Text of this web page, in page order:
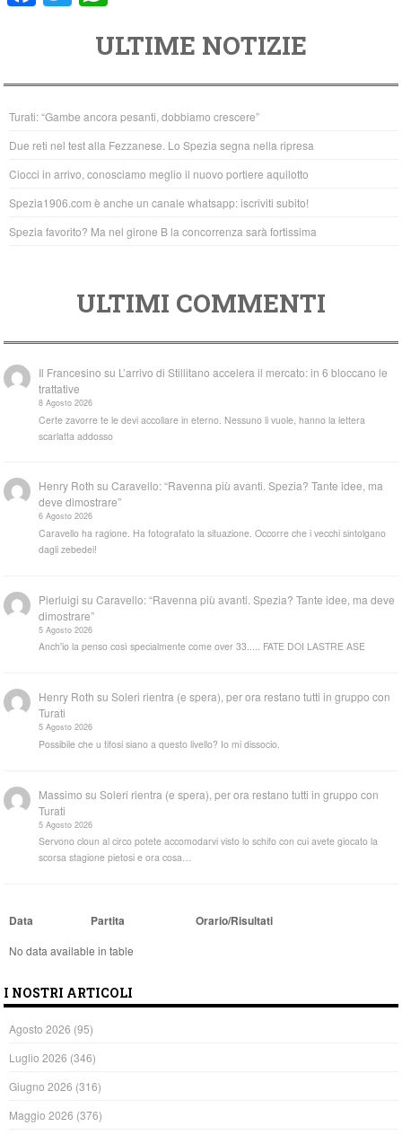
e
b
o
o
k
er
at
s
A
p
p
ULTIME NOTIZIE
Turati: “Gambe ancora pesanti, dobbiamo crescere”
Due reti nel test alla Fezzanese. Lo Spezia segna nella ripresa
Ciocci in arrivo, conosciamo meglio il nuovo portiere aquilotto
Spezia1906.com è anche un canale whatsapp: iscriviti subito!
Spezia favorito? Ma nel girone B la concorrenza sarà fortissima
ULTIMI COMMENTI
Il Francesino su L’arrivo di Stillitano accelera il mercato: in 6 bloccano le
trattative
8 Agosto 2026
Certe zavorre te le devi accollare in eterno. Nessuno li vuole, hanno la lettera
scarlatta addosso
Henry Roth suCaravello: “Ravenna più avanti. Spezia? Tante idee, ma
deve dimostrare”
6 Agosto 2026
Caravello ha ragione. Ha fotografato la situazione. Occorre che i vecchi sintolgano
dagli zebedei!
Pierluigi suCaravello: “Ravenna più avanti. Spezia? Tante idee, ma deve
dimostrare”
5 Agosto 2026
Anch'io la penso così specialmente come over 33..... FATE DOI LASTRE ASE
Henry Roth suSoleri rientra (e spera), per ora restano tutti in gruppo con
Turati
5 Agosto 2026
Possibile che u tifosi siano a questo livello? Io mi dissocio.
Massimo suSoleri rientra (e spera), per ora restano tutti in gruppo con
Turati
5 Agosto 2026
Servono cloun al circo potete accomodarvi visto lo schifo con cui avete giocato la
scorsa stagione pietosi e ora cosa…
Data Partita Orario/Risultati
No data available in table
I NOSTRI ARTICOLI
Agosto 2026 (95)
Luglio 2026 (346)
Giugno 2026 (316)
Maggio 2026 (376)